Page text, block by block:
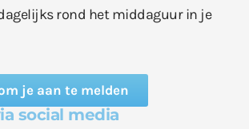
rond het middaguur in je
je aan te melden
social media